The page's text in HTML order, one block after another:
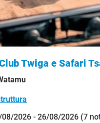
Twiga e Safari
08/2026 - 26/08/2026 (7